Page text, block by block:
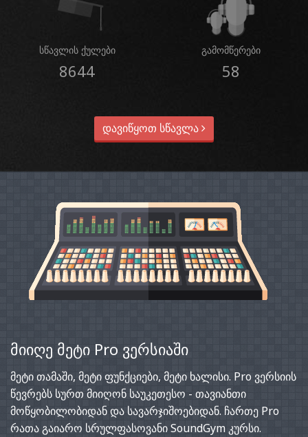
სწავლის ქულები
8644
გამომწერები
58
დავიწყოთ სწავლა
მიიღე მეტი Pro ვერსიაში
მეტი თამაში, მეტი ფუნქციები, მეტი ხალისი. Pro ვერსიის
წევრებს სურთ მიიღონ საუკეთესო - თავიანთი
მოწყობილობიდან და სავარჯიშოებიდან. ჩართე Pro
რათა გაიარო სრულფასოვანი SoundGym კურსი.